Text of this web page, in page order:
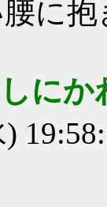
に
に